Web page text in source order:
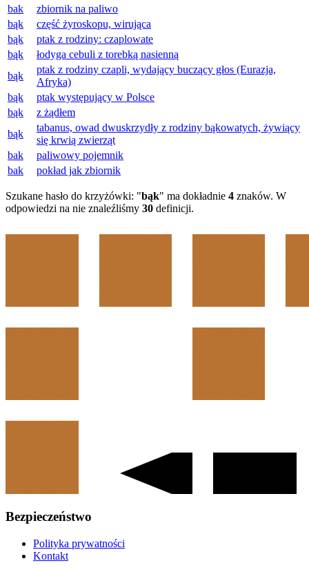
bak
zbiornik na paliwo
bąk
część żyroskopu, wirująca
bąk
ptak z rodziny: czaplowate
bąk
łodyga cebuli z torebką nasienną
bąk
ptak z rodziny czapli, wydający buczący głos (Eurazja,
Afryka)
bąk
ptak występujący w Polsce
bąk
z żądłem
bąk
tabanus, owad dwuskrzydły z rodziny bąkowatych, żywiący
się krwią zwierząt
bak
paliwowy pojemnik
bak
pokład jak zbiornik
Szukane hasło do krzyżówki: "bąk" ma dokładnie 4 znaków. W
odpowiedzi na nie znaleźliśmy 30 definicji.
Bezpieczeństwo
Polityka prywatności
Kontakt